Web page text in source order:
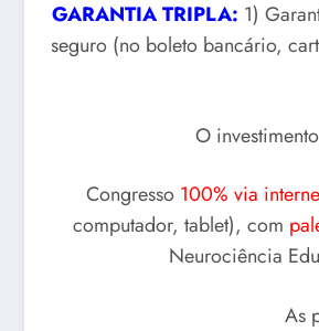
GARANTIA TRIPLA: 1)
seguro (no boleto bancário,
O
Congresso 100% via
computador, tablet), com
Neurociência
As